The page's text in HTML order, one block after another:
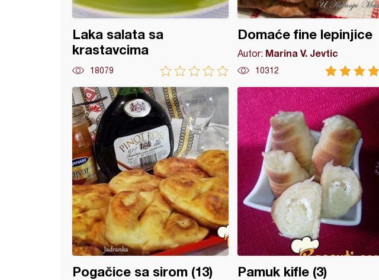
Laka salata sa
krastavcima
18079
Domaće fine lepinjice
Autor: Marina V. Jevtic
10312
Pogačice sa sirom (13) Pamuk kifle (3)